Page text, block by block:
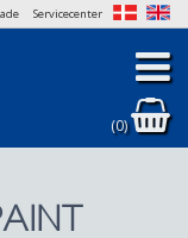
Servicecenter
(0)